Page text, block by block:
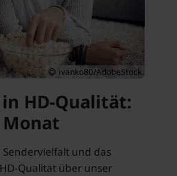
ivanko80/AdobeStock
HD-Qualität:
Monat
Sendervielfalt und das
Qualität über unser